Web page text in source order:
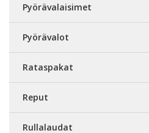
Pyörävalaisimet
Pyörävalot
Rataspakat
Reput
Rullalaudat